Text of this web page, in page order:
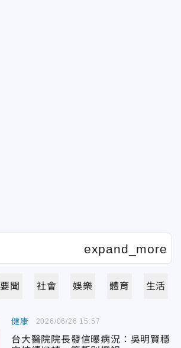
要聞 社會 娛樂 體育 生活
健康
台大醫院院長發信曝病況：吳明賢穩
2026/06/26 15:57